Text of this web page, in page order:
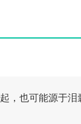
，也可能源于泪